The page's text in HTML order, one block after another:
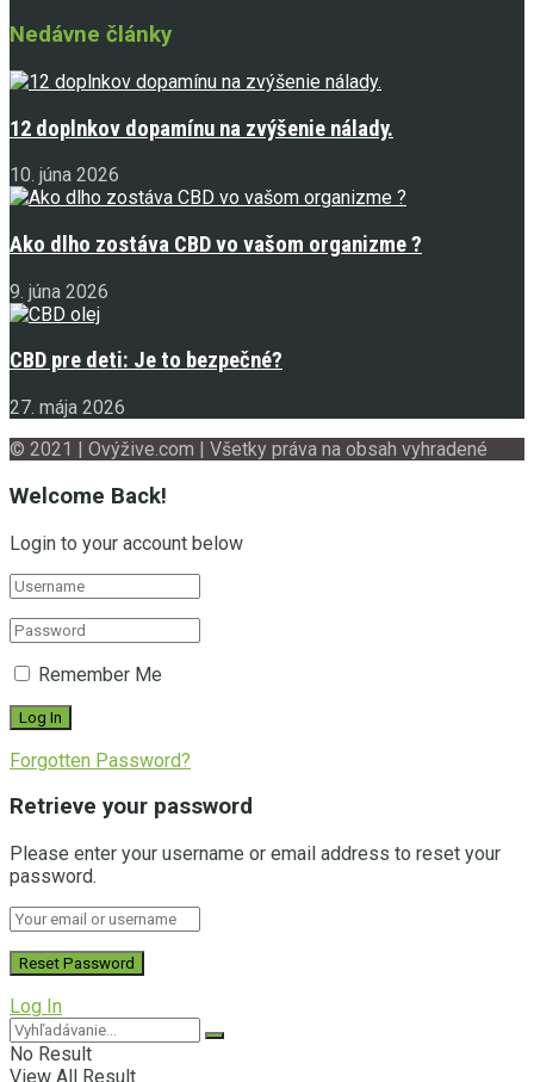
Nedávne články
12 doplnkov dopamínu na zvýšenie nálady.
10. júna 2026
Ako dlho zostáva CBD vo vašom organizme ?
9. júna 2026
CBD pre deti: Je to bezpečné?
27. mája 2026
© 2021 | Ovýžive.com | Všetky práva na obsah vyhradené
Welcome Back!
Login to your account below
Remember Me
Forgotten Password?
Retrieve your password
Please enter your username or email address to reset your
password.
Log In
No Result
View All Result